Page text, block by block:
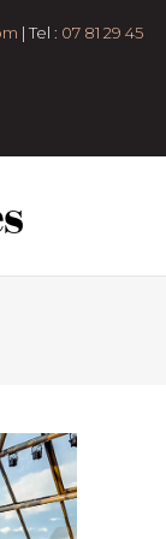
| Tel : 07 81 29 45